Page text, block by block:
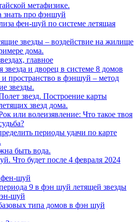
метафизике.
знать про фэншуй
фен-шуй по системе летящая
звезды – воздействие на жилище
дома.
главное
и дворец в системе 8 домов
пространство в фэншуй – метод
звезды.
звезд. Построение карты
звезд дома.
или волеизявление: Что такое твоя
периоды удачи по карте
быть вода.
Что будет после 4 февраля 2024
шуй
9 в фэн шуй летящей звезды
шуй
типа домов в фэн шуй